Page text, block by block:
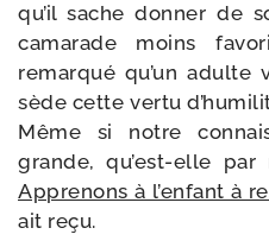
qu’il sache don­ner de
cama­rade moins
remar­qué qu’un
sède cette ver­tu
Même si notre
grande, qu’est-​elle
Apprenons à l’en­fant à
ait reçu.